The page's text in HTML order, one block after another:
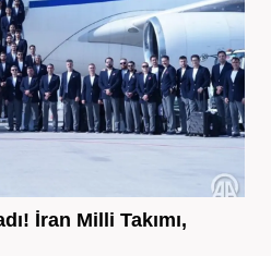
İran Milli Takımı,